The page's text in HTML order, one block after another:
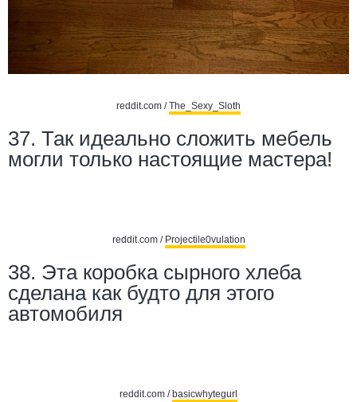
reddit.com /The_Sexy_Sloth
37. Так идеально сложить мебель
могли только настоящие мастера!
reddit.com / Projectile0vulation
38. Эта коробка сырного хлеба
сделана как будто для этого
автомобиля
reddit.com /basicwhytegurl